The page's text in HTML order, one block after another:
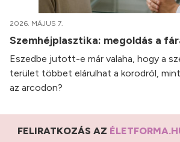
2026. MÁJUS 7.
Szemhéjplasztika: megoldás a
Eszedbe jutott-e már valaha, hogy a
terület többet elárulhat a korodról,
az arcodon?
FELIRATKOZÁS AZ